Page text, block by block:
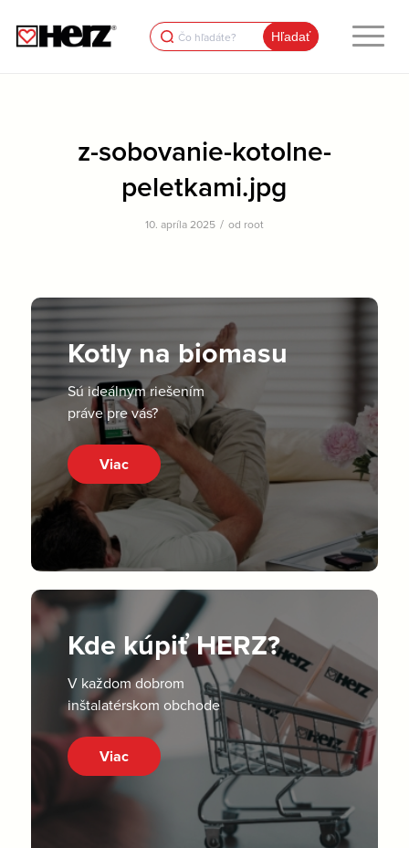
Search
for:
z-sobovanie-kotolne-
peletkami.jpg
10. apríla 2025 / od root
Kotly na biomasu
Sú ideálnym riešením
práve pre vás?
Viac
Kde kúpiť HERZ?
V každom dobrom
inštalatérskom obchode
Viac